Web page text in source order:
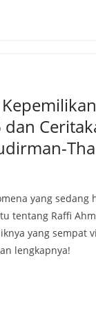
dan
yang sedang
tentang Raffi
yang sempat
lengkapnya!